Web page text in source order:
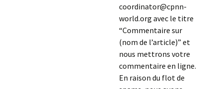
coordinator@cpnn-
world.org avec le titre
“Commentaire sur
(nom de l’article)” et
nous mettrons votre
commentaire en ligne.
En raison du flot de